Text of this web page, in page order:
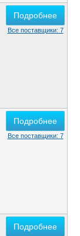
Подробнее
Все поставщики: 7
Подробнее
Все поставщики: 7
Подробнее